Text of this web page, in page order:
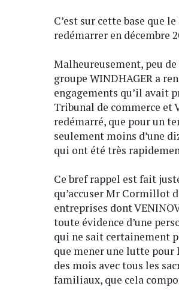
C’est sur cette base que
redémarrer en décembre
Malheureusement, peu
groupe WINDHAGER a
engagements qu’il avait
Tribunal de commerce et
redémarré, que pour un
seulement moins d’une
qui ont été très
Ce bref rappel est fait
qu’accuser Mr Cormillot
entreprises dont
toute évidence d’une
qui ne sait certainement
que mener une lutte pour
des mois avec tous les
familiaux, que cela